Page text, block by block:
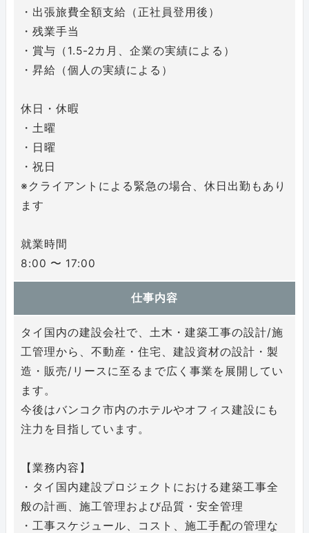
・出張旅費全額支給（正社員登用後）
・残業手当
・賞与（1.5-2カ月、企業の実績による）
・昇給（個人の実績による）
休日・休暇
・土曜
・日曜
・祝日
※クライアントによる緊急の場合、休日出勤もあり
ます
就業時間
8:00 〜 17:00
仕事内容
タイ国内の建設会社で、土木・建築工事の設計/施
工管理から、不動産・住宅、建設資材の設計・製
造・販売/リースに至るまで広く事業を展開してい
ます。
今後はバンコク市内のホテルやオフィス建設にも
注力を目指しています。
【業務内容】
・タイ国内建設プロジェクトにおける建築工事全
般の計画、施工管理および品質・安全管理
・工事スケジュール、コスト、施工手配の管理な